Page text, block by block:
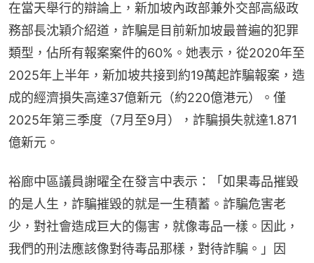
在當天舉行的辯論上，新加坡內政部兼外交部高級政
務部長沈穎介紹道，詐騙是目前新加坡最普遍的犯罪
類型，佔所有報案案件的60%。她表示，從2020年至
2025年上半年，新加坡共接到約19萬起詐騙報案，造
成的經濟損失高達37億新元（約220億港元）。僅
2025年第三季度（7月至9月），詐騙損失就達1.871
億新元。
裕廊中區議員謝曜全在發言中表示：「如果毒品摧毀
的是人生，詐騙摧毀的就是一生積蓄。詐騙危害老
少，對社會造成巨大的傷害，就像毒品一樣。因此，
我們的刑法應該像對待毒品那樣，對待詐騙。」因